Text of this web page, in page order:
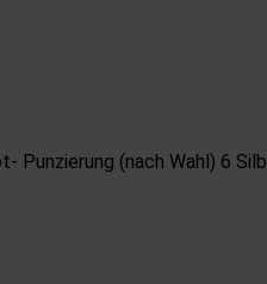
(nach Wahl) 6